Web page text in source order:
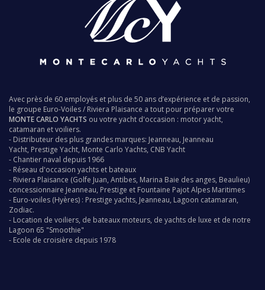
Avec près de 60 employés et plus de 50 ans d’expérience et de passion,
le groupe Euro-Voiles/ Riviera Plaisance a tout pour préparer votre
MONTE CARLO YACHTS ou votre yacht d'occasion : motor yacht,
catamaran et voiliers.
- Distributeur des plus grandes marques: Jeanneau, Jeanneau
Yacht, Prestige Yacht, Monte Carlo Yachts, CNB Yacht
- Chantier naval depuis 1966
- Réseau d'occasion yachts et bateaux
- Riviera Plaisance (Golfe Juan, Antibes, Marina Baie des anges, Beaulieu)
concessionnaire Jeanneau, Prestige et Fountaine PajotAlpes Maritimes
- Euro-voiles (Hyères) : Prestige yachts, Jeanneau, Lagoon catamaran,
Zodiac.
- Location de voiliers, de bateaux moteurs, de yachts de luxe et de notre
Lagoon 65 "Smoothie"
- Ecole de croisière depuis 1978